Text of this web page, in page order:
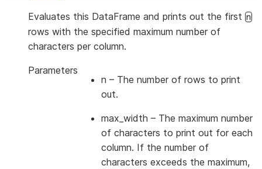
Evaluates this DataFrame and prints out the first n
rows with the specified maximum number of
characters per column.
Parameters
n – The number of rows to print
out.
max_width – The maximum number
of characters to print out for each
column. If the number of
characters exceeds the maximum,